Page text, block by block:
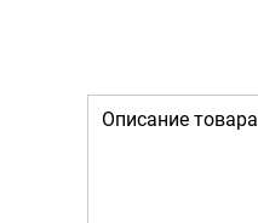
Описание товара